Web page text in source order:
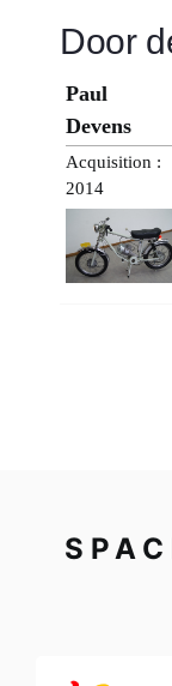
Door
Paul
Devens
Acquisition :
2014